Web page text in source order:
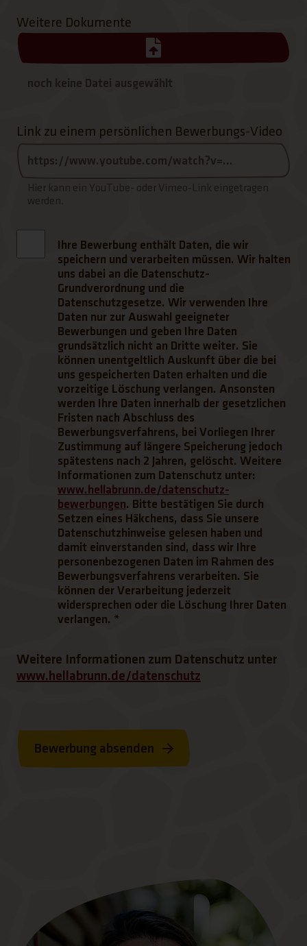
Weitere Dokumente
Link zu einem persönlichen Bewerbungs-Video
Hier kann ein YouTube- oder Vimeo-Link eingetragen
werden.
Ihre Bewerbung enthält Daten, die wir
speichern und verarbeiten müssen. Wir halten
uns dabei an die Datenschutz-
Grundverordnung und die
Datenschutzgesetze. Wir verwenden Ihre
Daten nur zur Auswahl geeigneter
Bewerbungen und geben Ihre Daten
grundsätzlich nicht an Dritte weiter. Sie
können unentgeltlich Auskunft über die bei
uns gespeicherten Daten erhalten und die
vorzeitige Löschung verlangen. Ansonsten
werden Ihre Daten innerhalb der gesetzlichen
Fristen nach Abschluss des
Bewerbungsverfahrens, bei Vorliegen Ihrer
Zustimmung auf längere Speicherung jedoch
spätestens nach 2 Jahren, gelöscht. Weitere
Informationen zum Datenschutz unter:
www.hellabrunn.de/datenschutz-
bewerbungen
(Link öffnet einen neuen Tab)
. Bitte bestätigen Sie durch
Setzen eines Häkchens, dass Sie unsere
Datenschutzhinweise gelesen haben und
damit einverstanden sind, dass wir Ihre
personenbezogenen Daten im Rahmen des
Bewerbungsverfahrens verarbeiten. Sie
können der Verarbeitung jederzeit
widersprechen oder die Löschung Ihrer Daten
verlangen. *
Weitere Informationen zum Datenschutz unter
www.hellabrunn.de/datenschutz
Bewerbung absenden